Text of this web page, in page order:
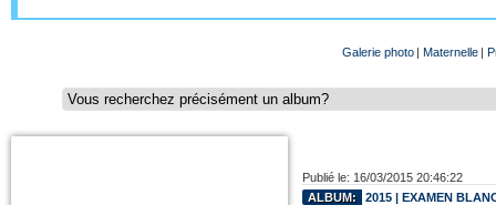
|
| Maternelle
Galerie photo
Publié le: 16/03/2015 20:46:22
ALBUM:
2015 | EXAMEN